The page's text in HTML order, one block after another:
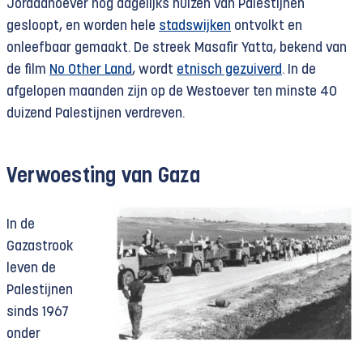
Jordaanoever nog dagelijks huizen van Palestijnen
gesloopt, en worden hele stadswijken ontvolkt en
onleefbaar gemaakt. De streek Masafir Yatta, bekend van
de film No Other Land, wordt etnisch gezuiverd. In de
afgelopen maanden zijn op de Westoever ten minste 40
duizend Palestijnen verdreven.
Verwoesting van Gaza
In de
Gazastrook
leven de
Palestijnen
sinds 1967
onder